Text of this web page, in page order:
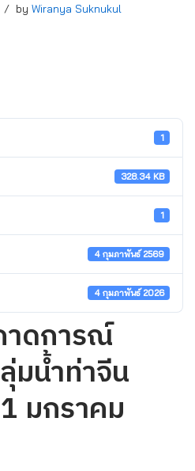
by Wiranya Suknukul
1
328.34 KB
1
4 กุมภาพันธ์ 2569
4 กุมภาพันธ์ 2026
าดการณ์
มน้ำท่าจีน
มกราคม